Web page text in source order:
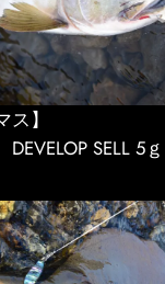
ス】
SELL 5